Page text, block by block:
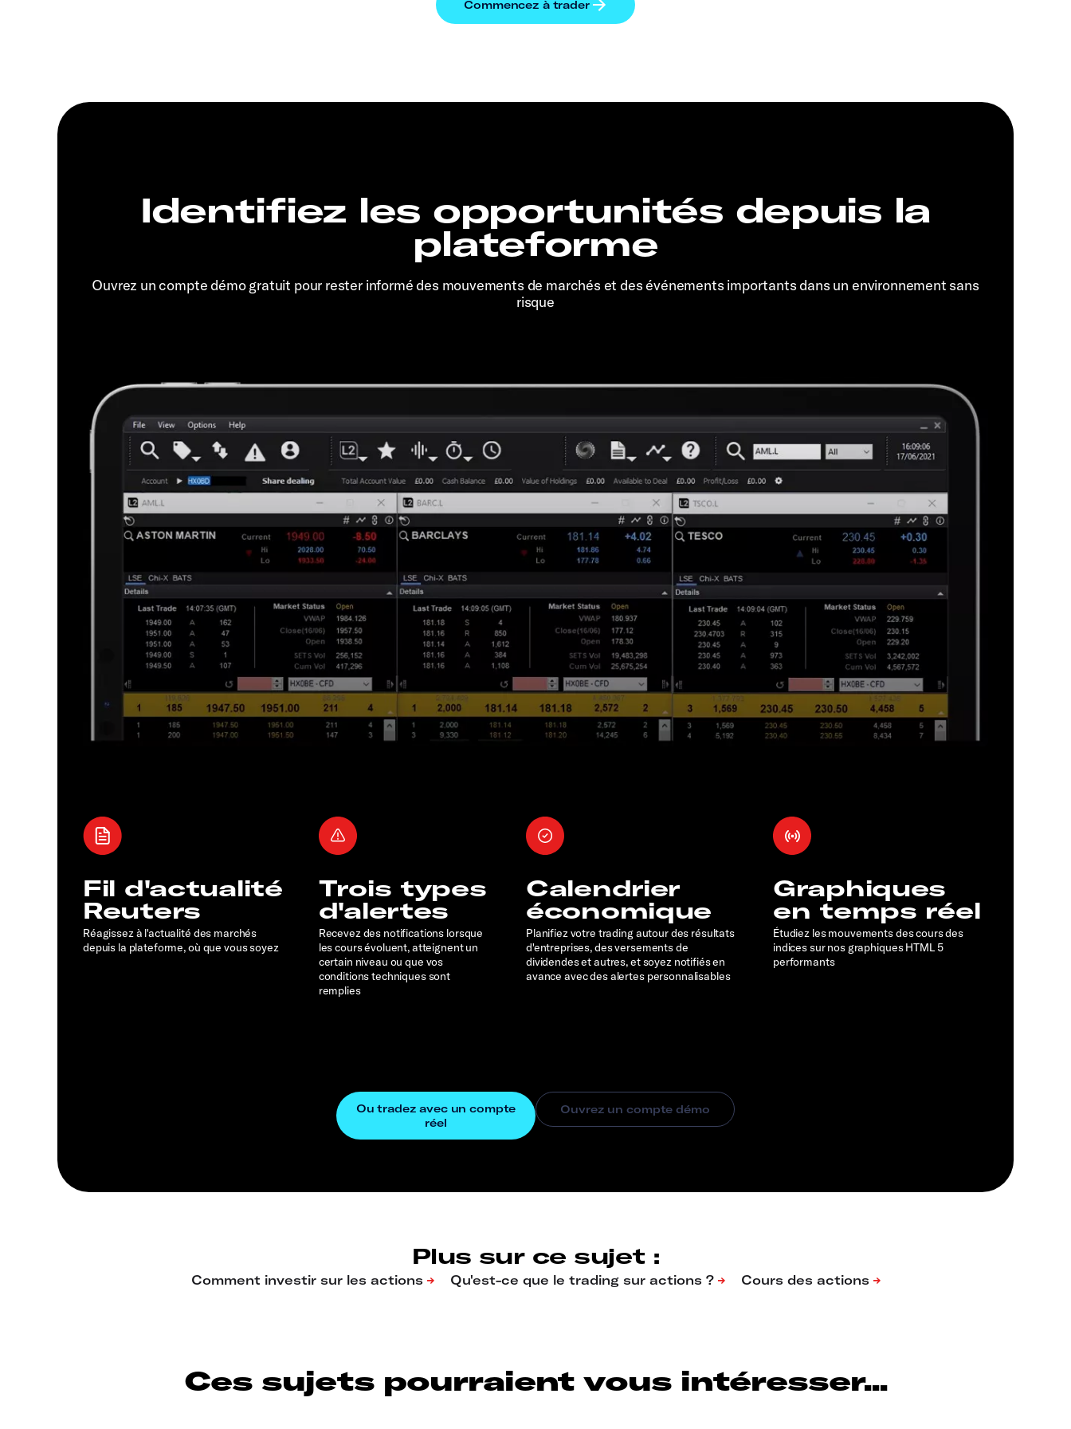
Identifiez les opportunités depuis la
plateforme
Ouvrez un compte démo gratuit pour rester informé des mouvements de marchés et des événements importants dans un environnement sans
risque
Fil d'actualité
Reuters
Réagissez à l'actualité des marchés
depuis la plateforme, où que vous soyez
Trois types
d'alertes
Recevez des notifications lorsque
les cours évoluent, atteignent un
certain niveau ou que vos
conditions techniques sont
remplies
Calendrier
économique
Planifiez votre trading autour des résultats
d'entreprises, des versements de
dividendes et autres, et soyez notifiés en
avance avec des alertes personnalisables
Graphiques
en temps réel
Étudiez les mouvements des cours des
indices sur nos graphiques HTML 5
performants
Plus sur ce sujet :
Ces sujets pourraient vous intéresser...